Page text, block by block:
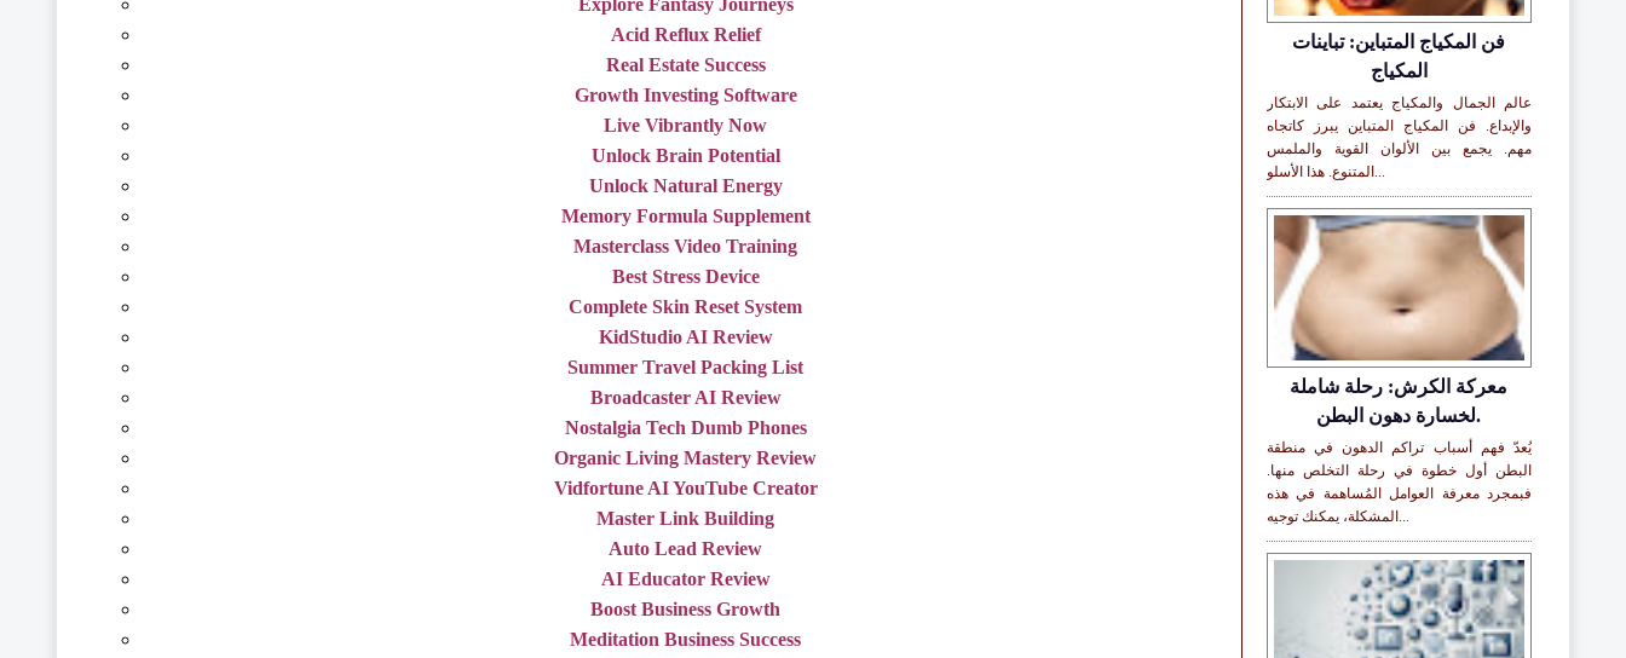
Explore Fantasy Journeys
Acid Reflux Relief
Real Estate Success
Growth Investing Software
Live Vibrantly Now
Unlock Brain Potential
Unlock Natural Energy
Memory Formula Supplement
Masterclass Video Training
Best Stress Device
Complete Skin Reset System
KidStudio AI Review
Summer Travel Packing List
Broadcaster AI Review
Nostalgia Tech Dumb Phones
Organic Living Mastery Review
Vidfortune AI YouTube Creator
Master Link Building
Auto Lead Review
AI Educator Review
Boost Business Growth
Meditation Business Success
فن المكياج المتباين: تباينات
المكياج
عالم الجمال والمكياج يعتمد على الابتكار
والإبداع. فن المكياج المتباين يبرز كاتجاه
مهم. يجمع بين الألوان القوية والملمس
المتنوع. هذا الأسلو...
معركة الكرش: رحلة شاملة
لخسارة دهون البطن.
يُعدّ فهم أسباب تراكم الدهون في منطقة
البطن أول خطوة في رحلة التخلص منها.
فبمجرد معرفة العوامل المُساهمة في هذه
المشكلة، يمكنك توجيه...